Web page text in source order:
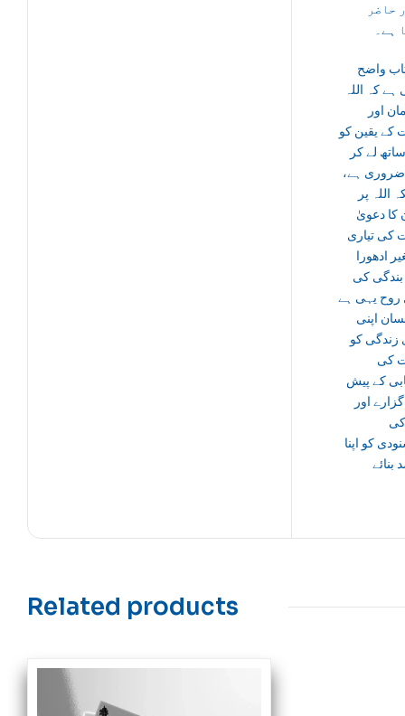
حاضر
ہے۔
واضح
ہے کہ اللہ
اور
کے یقین کو
لے کر
ضروری ہے،
اللہ پر
کا دعویٰ
کی تیاری
ادھورا
کی
یہی ہے
اپنی
زندگی کو
کی
کے پیش
اور
کی
کو اپنا
بنائے
Related products